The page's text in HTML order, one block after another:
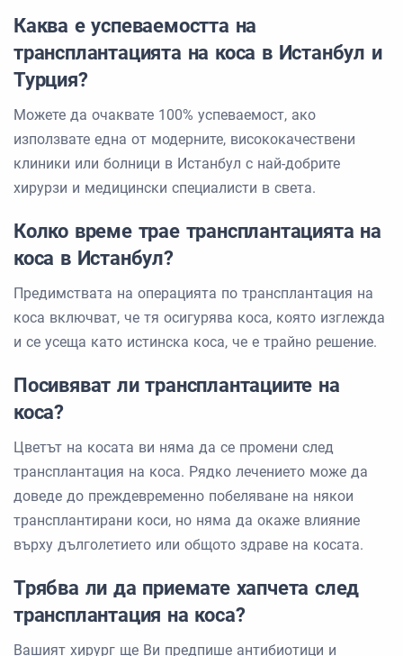
Каква е успеваемостта на
трансплантацията на коса в Истанбул и
Турция?
Можете да очаквате 100% успеваемост, ако
използвате една от модерните, висококачествени
клиники или болници в Истанбул с най-добрите
хирурзи и медицински специалисти в света.
Колко време трае трансплантацията на
коса в Истанбул?
Предимствата на операцията по трансплантация на
коса включват, че тя осигурява коса, която изглежда
и се усеща като истинска коса, че е трайно решение.
Посивяват ли трансплантациите на
коса?
Цветът на косата ви няма да се промени след
трансплантация на коса. Рядко лечението може да
доведе до преждевременно побеляване на някои
трансплантирани коси, но няма да окаже влияние
върху дълголетието или общото здраве на косата.
Трябва ли да приемате хапчета след
трансплантация на коса?
Вашият хирург ще Ви предпише антибиотици и